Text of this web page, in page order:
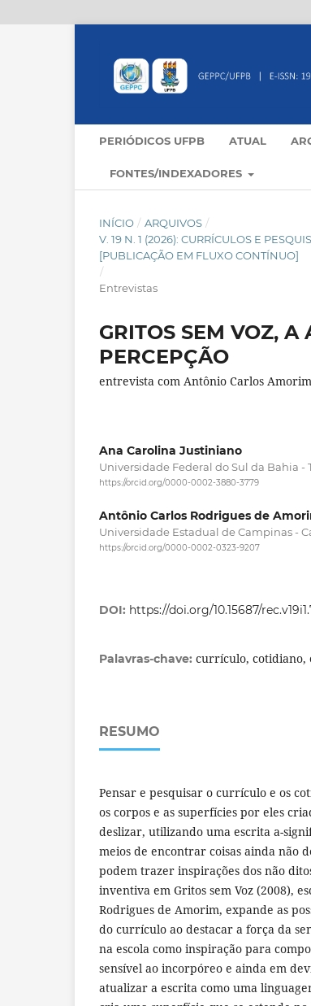
PERIÓDICOS UFPB ATUAL
FONTES/INDEXADORES
INÍCIO / ARQUIVOS /
V. 19 N. 1 (2026): CURRÍCULOS E
[PUBLICAÇÃO EM FLUXO CONTÍNUO]
/
Entrevistas
GRITOS SEM VOZ,
PERCEPÇÃO
entrevista com Antônio Carlos Amorim
Ana Carolina Justiniano
Universidade Federal do Sul da Bahia -
https://orcid.org/0000-0002-3880-3779
Antônio Carlos Rodrigues de
Universidade Estadual de Campinas -
https://orcid.org/0000-0002-0323-9207
DOI: https://doi.org/10.15687/
Palavras-chave: currículo, cotidiano,
RESUMO
Pensar e pesquisar o currículo e os
os corpos e as superfícies por eles
deslizar, utilizando uma escrita a-
meios de encontrar coisas ainda não
podem trazer inspirações dos não
inventiva em Gritos sem Voz (2008),
Rodrigues de Amorim, expande as
do currículo ao destacar a força da
na escola como inspiração para
sensível ao incorpóreo e ainda em
atualizar a escrita como uma